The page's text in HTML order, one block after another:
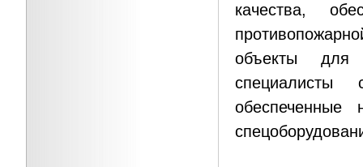
качества,
объекты для
специалисты
обеспеченные